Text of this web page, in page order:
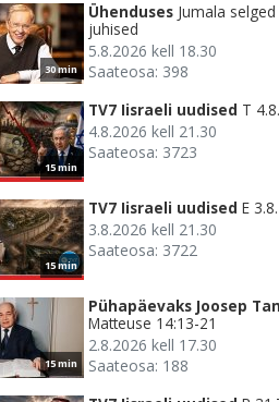
30 min
Ühenduses Jumala selged
juhised
5.8.2026 kell 18.30
Saateosa: 398
15 min
TV7 Iisraeli uudised T 4.8.
4.8.2026 kell 21.30
Saateosa: 3723
15 min
TV7 Iisraeli uudised E 3.8.
3.8.2026 kell 21.30
Saateosa: 3722
15 min
Pühapäevaks Joosep
Matteuse 14:13-21
2.8.2026 kell 17.30
Saateosa: 188